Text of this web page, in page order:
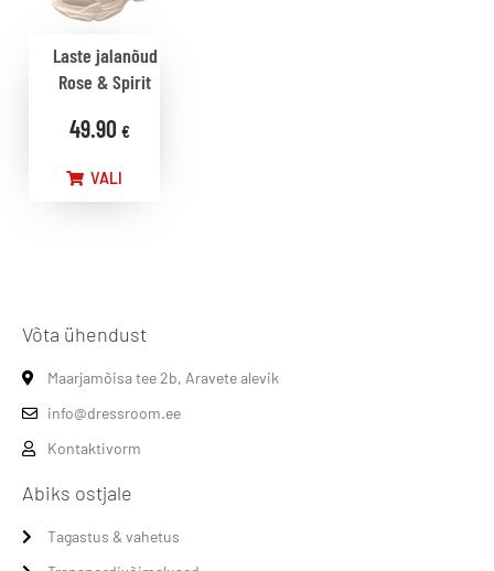
Laste jalanõud
Rose & Spirit
49.90€
VALI
Võta ühendust
Maarjamõisa tee 2b, Aravete alevik
info@dressroom.ee
Kontaktivorm
Abiks ostjale
Tagastus & vahetus